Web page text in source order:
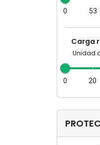
0 53
Carga
Unidad
0 20